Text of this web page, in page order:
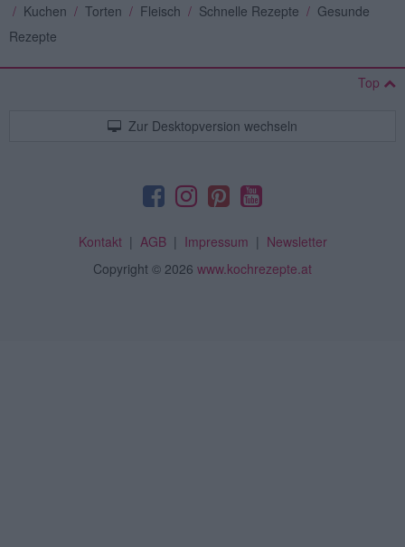
/ Kuchen / Torten / Fleisch / Schnelle Rezepte / Gesunde
Rezepte
Top
Zur Desktopversion wechseln
Kontakt| AGB| Impressum | Newsletter
Copyright © 2026 www.kochrezepte.at